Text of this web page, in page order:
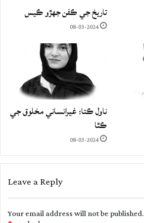
تاريخ جي ڪفن جھڙو ڪيس
08-03-2024
ناول ڪتا: غيرانساني مخلوق جي
ڪٿا
08-03-2024
Leave a Reply
Your email address will not be published.